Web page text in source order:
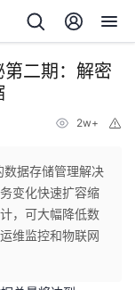
二期：解密
2w+
数据存储管理解决
变化快速扩容缩
，可大幅降低数
维监控和物联网